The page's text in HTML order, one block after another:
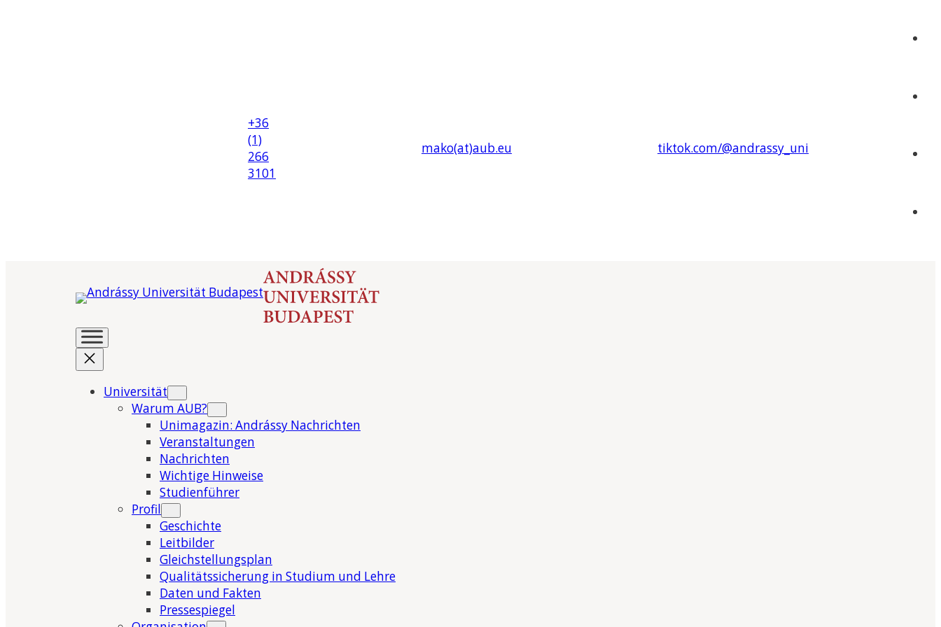
+36
(1)
266
3101
mako(at)aub.eu tiktok.com/@andrassy_uni
Universität
Warum AUB?
Unimagazin: Andrássy Nachrichten
Veranstaltungen
Nachrichten
Wichtige Hinweise
Studienführer
Profil
Geschichte
Leitbilder
Gleichstellungsplan
Qualitätssicherung in Studium und Lehre
Daten und Fakten
Pressespiegel